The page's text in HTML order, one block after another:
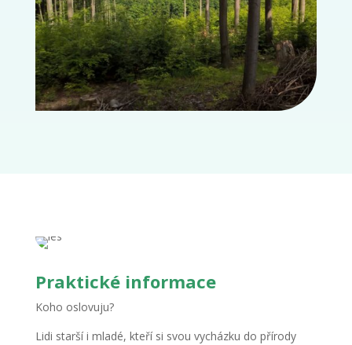
Praktické informace
Koho oslovuju?
Lidi starší i mladé, kteří si svou vycházku do přírody